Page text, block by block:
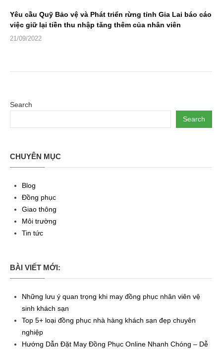
Yêu cầu Quỹ Bảo vệ và Phát triển rừng tỉnh Gia Lai báo cáo
việc giữ lại tiền thu nhập tăng thêm của nhân viên
21/09/2022
Search
Search
CHUYÊN MỤC
Blog
Đồng phục
Giao thông
Môi trường
Tin tức
BÀI VIẾT MỚI:
Những lưu ý quan trọng khi may đồng phục nhân viên vệ
sinh khách sạn
Top 5+ loại đồng phục nhà hàng khách sạn đẹp chuyên
nghiệp
Hướng Dẫn Đặt May Đồng Phục Online Nhanh Chóng – Dễ